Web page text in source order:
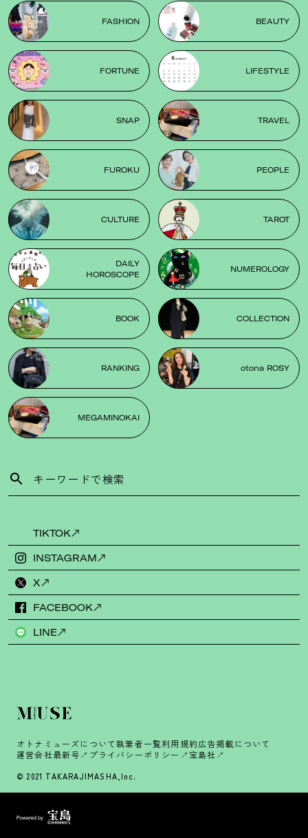
FASHION BEAUTY
FORTUNE LIFESTYLE
SNAP TRAVEL
FUROKU PEOPLE
CULTURE TAROT
DAILY
HOROSCOPE
NUMEROLOGY
BOOK COLLECTION
RANKING otona ROSY
MEGAMINOKAI
TIKTOK
INSTAGRAM
X
FACEBOOK
LINE
オトナミューズについて執筆者一覧利用規約広告掲載について
運営会社最新号 プライバシーポリシー 宝島社
© 2021 TAKARAJIMASHA,Inc.